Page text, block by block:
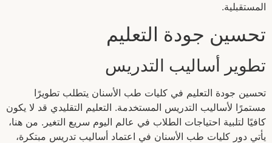
المستقبلية.
تحسين جودة التعليم
تطوير أساليب التدريس
تحسين جودة التعليم في كليات طب الأسنان يتطلب تطويرًا
مستمرًا لأساليب التدريس المستخدمة. التعليم التقليدي قد لا يكون
كافيًا لتلبية احتياجات الطلاب في عالم اليوم سريع التغير. من هنا،
يأتي دور كليات طب الأسنان في اعتماد أساليب تدريس مبتكرة،